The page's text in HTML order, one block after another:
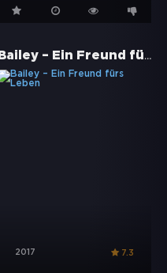
Bailey – Ein Freund fürs Leben
2017 7.3